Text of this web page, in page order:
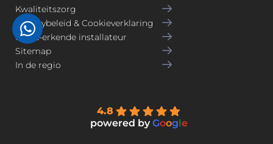
Kwaliteitszorg
Privacybeleid & Cookieverklaring
NVKL-erkende installateur
Sitemap
In de regio
4.8
powered by Google